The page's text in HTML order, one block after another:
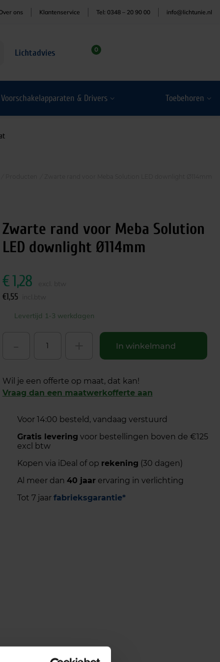
ons Klantenservice Tel: 0348 – 20 90 00 info@lichtunie.nl
Lichtadvies 0
Voorschakelapparaten & Drivers Toebehoren
Zwarte rand voor Meba Solution
LED downlight Ø114mm
€1,28
€1,55
Levertijd 1-3 werkdagen
In winkelmand
Wil je een offerte op maat, dat kan!
Vraag dan een maatwerkofferte aan
Voor 14:00 besteld, vandaag verstuurd
Gratis levering voor bestellingen boven de €125
excl btw
Kopen via iDeal of op rekening (30 dagen)
Al meer dan 40 jaarervaring in verlichting
Tot 7 jaar fabrieksgarantie*